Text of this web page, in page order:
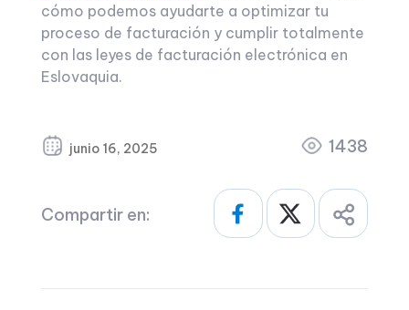
cómo podemos ayudarte a optimizar tu
proceso de facturación y cumplir totalmente
con las leyes de facturación electrónica en
Eslovaquia.
junio 16, 2025 1438
Compartir en: